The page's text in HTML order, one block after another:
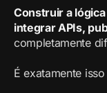
Construir a
integrar APIs,
completamente
É exatamente